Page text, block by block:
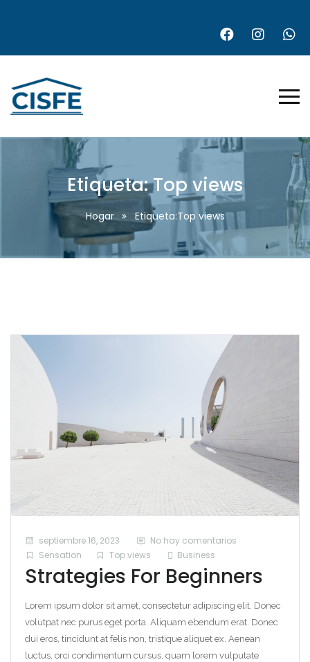
Etiqueta:Top views
Hogar Etiqueta:Top views
septiembre 16, 2023
No hay comentarios
Sensation
Top views Business
Strategies For Beginners
Lorem ipsum dolor sit amet, consectetur adipiscing elit. Donec
volutpat nec purus eget porta. Aliquam ebendum erat. Donec
dui eros, tincidunt at felis non, tristique aliquet ex. Aenean
luctus, orci condimentum cursus, quam lorem vulputate